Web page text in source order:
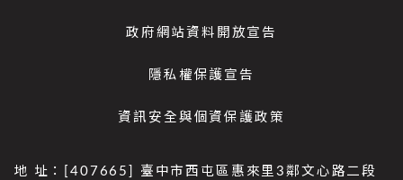
政府網站資料開放宣告
隱私權保護宣告
資訊安全與個資保護政策
地 址：[407665] 臺中市西屯區惠來里3鄰文心路二段